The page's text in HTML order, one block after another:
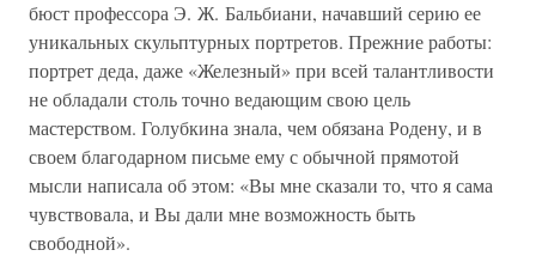
бюст профессора Э. Ж. Бальбиани, начавший серию ее
уникальных скульптурных портретов. Прежние работы:
портрет деда, даже «Железный» при всей талантливости
не обладали столь точно ведающим свою цель
мастерством. Голубкина знала, чем обязана Родену, и в
своем благодарном письме ему с обычной прямотой
мысли написала об этом: «Вы мне сказали то, что я сама
чувствовала, и Вы дали мне возможность быть
свободной».